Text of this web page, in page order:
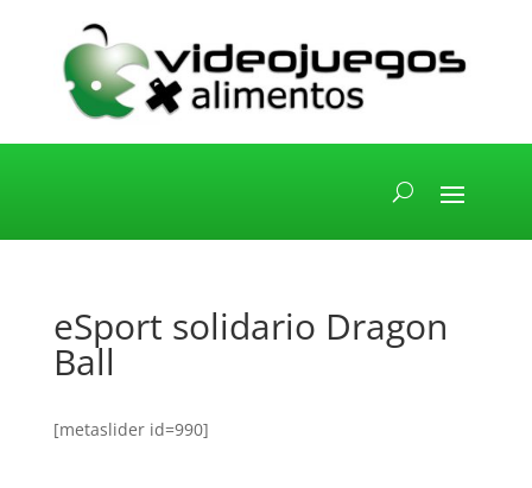
eSport solidario Dragon
Ball
[metaslider id=990]